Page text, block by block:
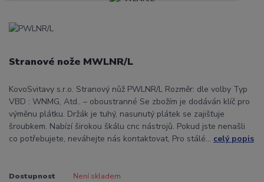
Stranové nože MWLNR/L
KovoSvitavy s.r.o. Stranový nůž PWLNR/L Rozměr: dle volby Typ
VBD : WNMG, Atd.. – oboustranné Se zbožím je dodáván klíč pro
výměnu plátku. Držák je tuhý, nasunutý plátek se zajišťuje
šroubkem. Nabízí širokou škálu cnc nástrojů. Pokud jste nenašli
co potřebujete, neváhejte nás kontaktovat, Pro stálé... celý popis
Dostupnost Není skladem